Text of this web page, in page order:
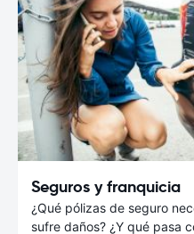
Seguros y franquicia
¿Qué pólizas de seguro
sufre daños? ¿Y qué pasa